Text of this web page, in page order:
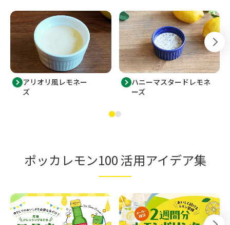
アリオリ風レモネー
ズ
ハニーマスタードレモネ
ーズ
ポッカレモン100 活用アイデア集